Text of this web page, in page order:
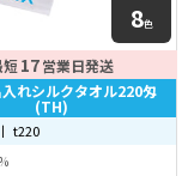
8色
短17営業日発送
れシルクタオル220匁
(TH)
t220